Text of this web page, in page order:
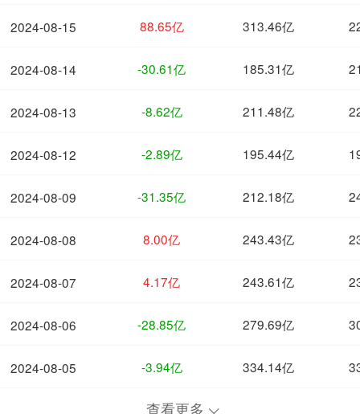
2024-08-15
2024-08-14
2024-08-13
2024-08-12
2024-08-09
2024-08-08
2024-08-07
2024-08-06
2024-08-05
88.65亿 313.46亿
-30.61亿 185.31亿
-8.62亿 211.48亿
-2.89亿 195.44亿
-31.35亿 212.18亿
8.00亿 243.43亿
4.17亿 243.61亿
-28.85亿 279.69亿
-3.94亿 334.14亿
查看更多